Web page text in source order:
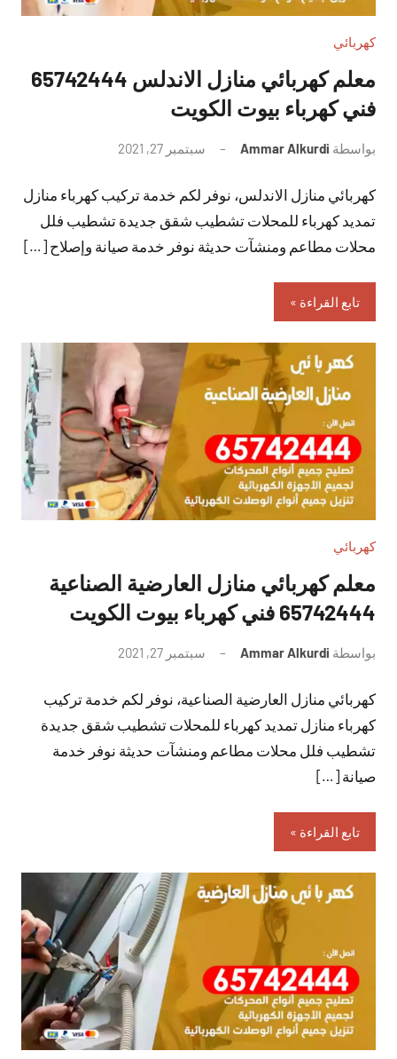
كهربائي
معلم كهربائي منازل الاندلس 65742444
فني كهرباء بيوت الكويت
بواسطة Ammar Alkurdi سبتمبر 27, 2021
تعليقات
كهربائي منازل الاندلس، نوفر لكم خدمة تركيب كهرباء منازل
تمديد كهرباء للمحلات تشطيب شقق جديدة تشطيب فلل
محلات مطاعم ومنشآت حديثة نوفر خدمة صيانة وإصلاح […]
تابع القراءة
كهربائي
معلم كهربائي منازل العارضية الصناعية
65742444 فني كهرباء بيوت الكويت
بواسطة Ammar Alkurdi سبتمبر 27, 2021
تعليقات
كهربائي منازل العارضية الصناعية، نوفر لكم خدمة تركيب
كهرباء منازل تمديد كهرباء للمحلات تشطيب شقق جديدة
تشطيب فلل محلات مطاعم ومنشآت حديثة نوفر خدمة
صيانة […]
تابع القراءة